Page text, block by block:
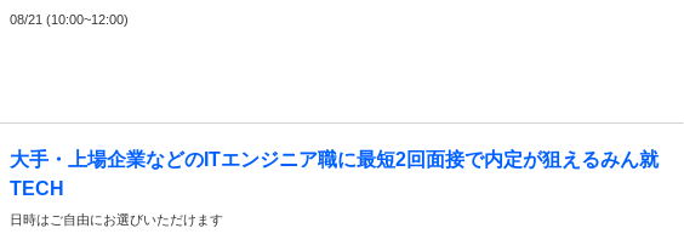
08/21 (10:00~12:00)
大手・上場企業などのITエンジニア職に最短2回面接で内定が狙えるみん就
TECH
日時はご自由にお選びいただけます